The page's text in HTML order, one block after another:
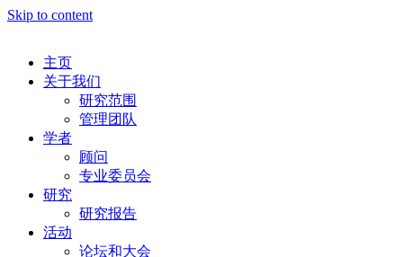
Skip to content
主页
关于我们
研究范围
管理团队
学者
顾问
专业委员会
研究
研究报告
活动
论坛和大会